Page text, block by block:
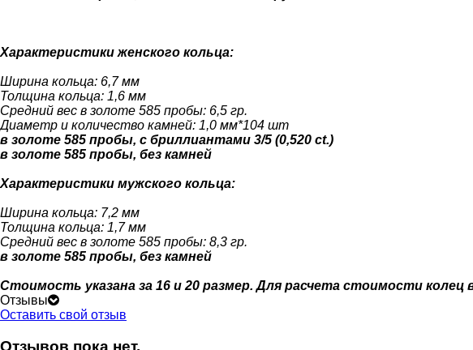
Характеристики женского кольца:
Ширина кольца: 6,7 мм
Толщина кольца: 1,6 мм
Средний вес в золоте 585 пробы: 6,5 гр.
Диаметр и количество камней: 1,0 мм*104 шт
в золоте 585 пробы, с бриллиантами 3/5 (0,520 ct.)
в золоте 585 пробы, без камней
Характеристики мужского кольца:
Ширина кольца: 7,2 мм
Толщина кольца: 1,7 мм
Средний вес в золоте 585 пробы: 8,3 гр.
в золоте 585 пробы, без камней
Стоимость указана за 16 и 20 размер. Для расчета стоимости
Отзывы
Оставить свой отзыв
Отзывов пока нет.